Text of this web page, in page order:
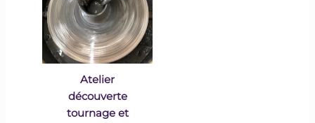
Atelier
découverte
tournage et